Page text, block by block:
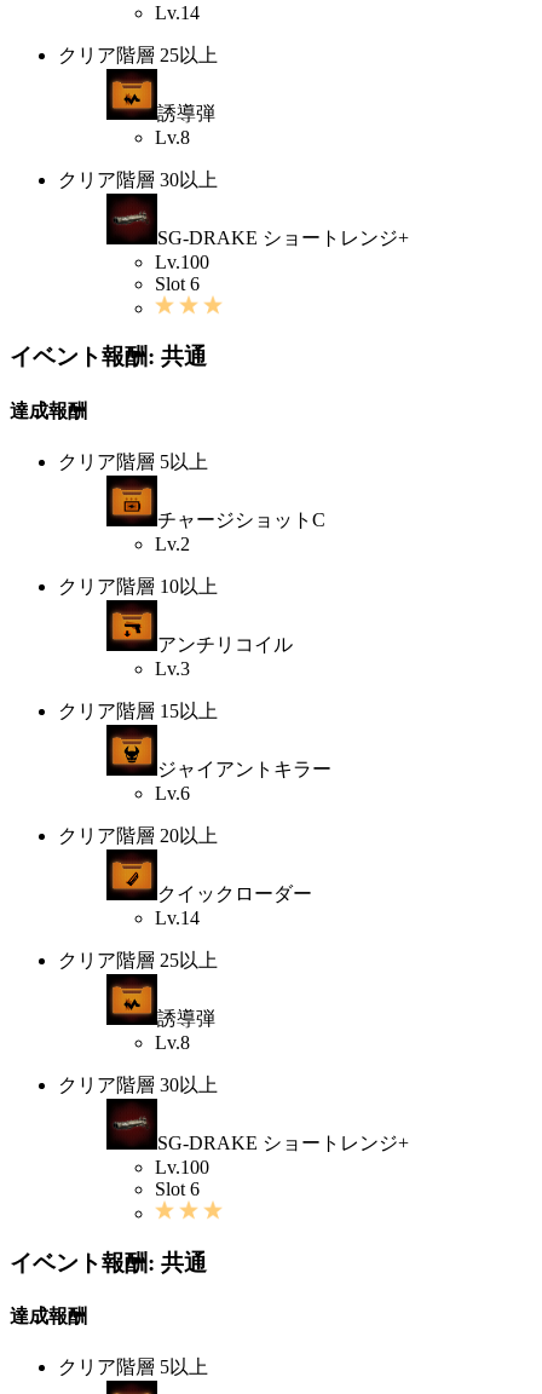
Lv.14
クリア階層 25以上
誘導弾
Lv.8
クリア階層 30以上
SG-DRAKE ショートレンジ+
Lv.100
Slot 6
イベント報酬: 共通
達成報酬
クリア階層 5以上
チャージショットC
Lv.2
クリア階層 10以上
アンチリコイル
Lv.3
クリア階層 15以上
ジャイアントキラー
Lv.6
クリア階層 20以上
クイックローダー
Lv.14
クリア階層 25以上
誘導弾
Lv.8
クリア階層 30以上
SG-DRAKE ショートレンジ+
Lv.100
Slot 6
イベント報酬: 共通
達成報酬
クリア階層 5以上